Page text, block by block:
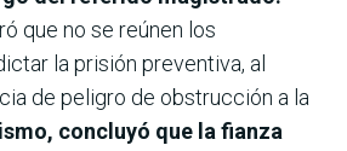
que no se reúnen los
la prisión preventiva, al
de peligro de obstrucción a la
concluyó que la fianza